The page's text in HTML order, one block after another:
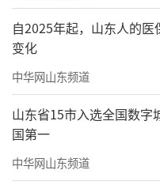
自2025年起，山东人的
变化
中华网山东频道
山东省15市入选全国数字
国第一
中华网山东频道